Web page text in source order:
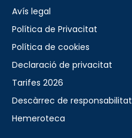
Avís legal
Política de Privacitat
Política de cookies
Declaració de privacitat
Tarifes 2026
Descàrrec de responsabilitat
Hemeroteca